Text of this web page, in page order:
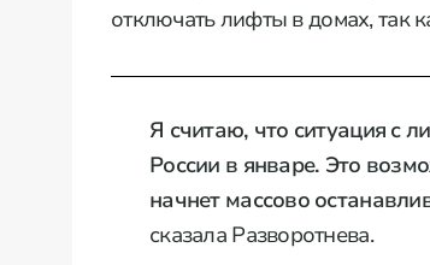
отключать лифты в домах, так
Я считаю, что ситуация с
России в январе. Это
начнет массово
сказала Разворотнева.